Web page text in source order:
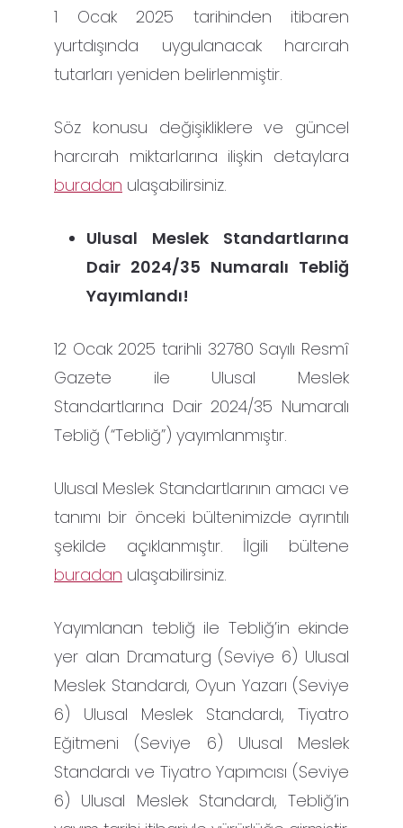
1 Ocak 2025 tarihinden itibaren
yurtdışında uygulanacak harcırah
tutarları yeniden belirlenmiştir.
Söz konusu değişikliklere ve güncel
harcırah miktarlarına ilişkin detaylara
buradan ulaşabilirsiniz.
Ulusal Meslek Standartlarına
Dair 2024/35 Numaralı Tebliğ
Yayımlandı!
12 Ocak 2025 tarihli 32780 Sayılı Resmî
Gazete ile Ulusal Meslek
Standartlarına Dair 2024/35 Numaralı
Tebliğ (“Tebliğ”) yayımlanmıştır.
Ulusal Meslek Standartlarının amacı ve
tanımı bir önceki bültenimizde ayrıntılı
şekilde açıklanmıştır. İlgili bültene
buradan ulaşabilirsiniz.
Yayımlanan tebliğ ile Tebliğ’in ekinde
yer alan Dramaturg (Seviye 6) Ulusal
Meslek Standardı, Oyun Yazarı (Seviye
6) Ulusal Meslek Standardı, Tiyatro
Eğitmeni (Seviye 6) Ulusal Meslek
Standardı ve Tiyatro Yapımcısı (Seviye
6) Ulusal Meslek Standardı, Tebliğ’in